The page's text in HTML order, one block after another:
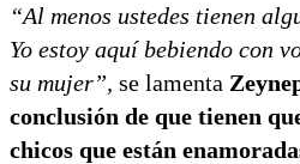
“Al menos ustedes tienen
Yo estoy aquí bebiendo con
su mujer”, se lamenta
conclusión de que tienen
chicos que están